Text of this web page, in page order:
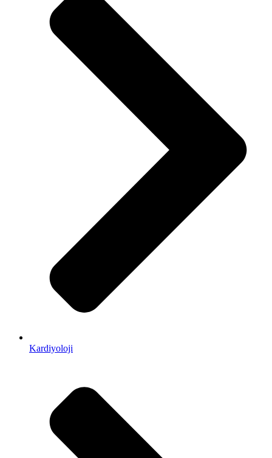
Kardiyoloji